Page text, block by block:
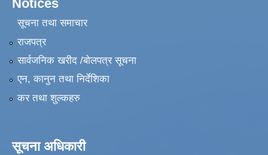
Notices
सूचना तथा समाचार
राजपत्र
सार्वजनिक खरीद /बोलपत्र सूचना
एन, कानुन तथा निर्देशिका
कर तथा शुल्कहरु
सूचना अधिकारी